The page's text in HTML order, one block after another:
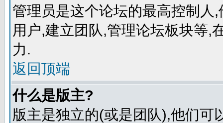
管理员是这个论坛的最高控制人
用户,建立团队,管理论坛板块等,
力.
返回顶端
什么是版主?
版主是独立的(或是团队),他们可